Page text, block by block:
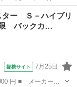
： Ｘ 禁煙車 純
ニター カーテン
ター Ｓ－ハイブリ
バックカ…
提携サイト 7月25日